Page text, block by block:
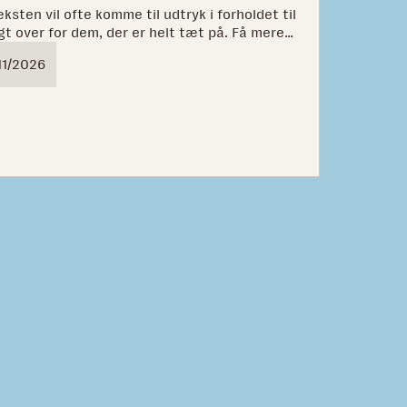
vil ofte komme til udtryk i forholdet til
over for dem, der er helt tæt på. Få mere
2026